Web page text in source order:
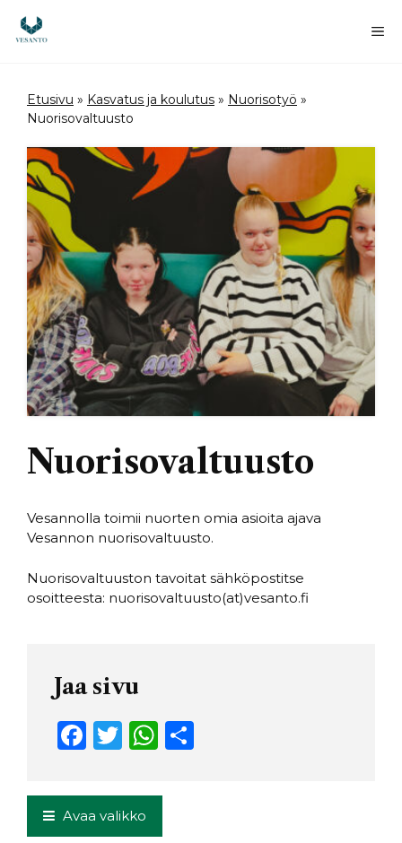
sisältöön
Etusivu » Kasvatus ja koulutus » Nuorisotyö »
Nuorisovaltuusto
Nuorisovaltuusto
Vesannolla toimii nuorten omia asioita ajava
Vesannon nuorisovaltuusto.
Nuorisovaltuuston tavoitat sähköpostitse
osoitteesta: nuorisovaltuusto(at)vesanto.fi
Jaa sivu
F
c
e
T
it
t
W
a
Avaa valikko